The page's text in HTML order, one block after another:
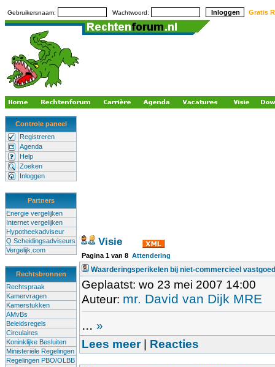
Gebruikersnaam: Wachtwoord: Gratis
Controle paneel
Registreren
Agenda
Help
Zoeken
Inloggen
Partners
Energie vergelijken
Internet vergelijken
Hypotheekadviseur
Q Scheidingsadviseurs
Vergelijk.com
Rechtsbronnen
Rechtspraak
Kamervragen
Kamerstukken
AMvBs
Beleidsregels
Circulaires
Koninklijke Besluiten
Ministeriële Regelingen
Regelingen PBO/OLBB
Visie
Pagina 1 van 8 Attendering
Waarderingsperikelen bij niet-commercieel vastgoed
Geplaatst: wo 23 mei 2007 14:00
Auteur: mr. David van Dijk MRE
... »
Lees meer| Reacties